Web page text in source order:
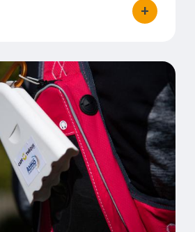
+
bouton
à l'étude de l'ANSES sur les